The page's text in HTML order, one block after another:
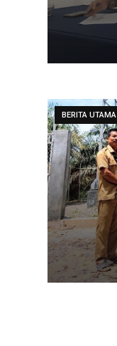
BERITA UTAMA